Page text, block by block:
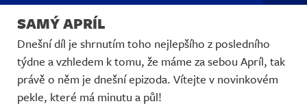
SAMÝ APRÍL
Dnešní díl je shrnutím toho nejlepšího z posledního
týdne a vzhledem k tomu, že máme za sebou Apríl, tak
právě o něm je dnešní epizoda. Vítejte v novinkovém
pekle, které má minutu a půl!